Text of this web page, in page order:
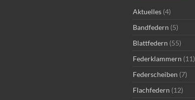
Aktuelles (4)
Bandfedern (5)
Blattfedern (55)
Federklammern (11)
Federscheiben (7)
Flachfedern (12)